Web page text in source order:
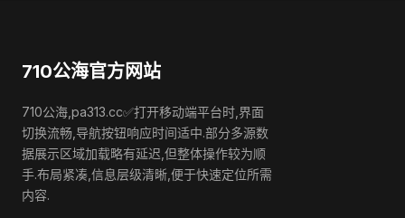
710公海官方网站
710公海,pa313.cc✅打开移动端平台时,界面
切换流畅,导航按钮响应时间适中.部分多源数
据展示区域加载略有延迟,但整体操作较为顺
手.布局紧凑,信息层级清晰,便于快速定位所需
内容.